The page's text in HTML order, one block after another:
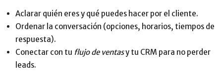
Aclarar quién eres y qué puedes hacer por el cliente.
Ordenar la conversación (opciones, horarios, tiempos de
respuesta).
Conectar con tu flujo de ventasy tu CRM para no perder
leads.